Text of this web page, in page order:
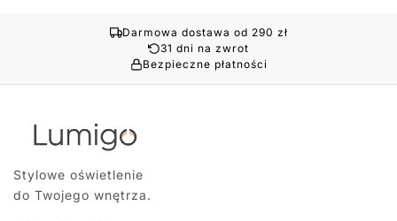
Darmowa dostawa od 290 zł
31 dni na zwrot
Bezpieczne płatności
Stylowe oświetlenie
do Twojego wnętrza.